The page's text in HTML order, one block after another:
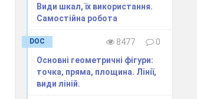
Види шкал, їх використання.
Самостійна робота
DOC 8477
0
Основні геометричні фігури:
точка, пряма, площина. Лінії,
види ліній.